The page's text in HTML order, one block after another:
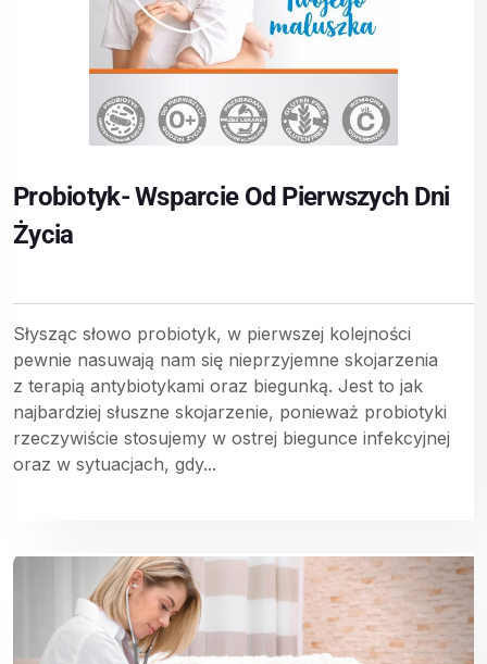
Probiotyk- Wsparcie Od Pierwszych Dni
Życia
Słysząc słowo probiotyk, w pierwszej kolejności
pewnie nasuwają nam się nieprzyjemne skojarzenia
z terapią antybiotykami oraz biegunką. Jest to jak
najbardziej słuszne skojarzenie, ponieważ probiotyki
rzeczywiście stosujemy w ostrej biegunce infekcyjnej
oraz w sytuacjach, gdy...